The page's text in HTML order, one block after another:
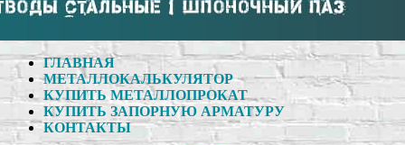
ГЛАВНАЯ
МЕТАЛЛОКАЛЬКУЛЯТОР
КУПИТЬ МЕТАЛЛОПРОКАТ
КУПИТЬ ЗАПОРНУЮ АРМАТУРУ
КОНТАКТЫ